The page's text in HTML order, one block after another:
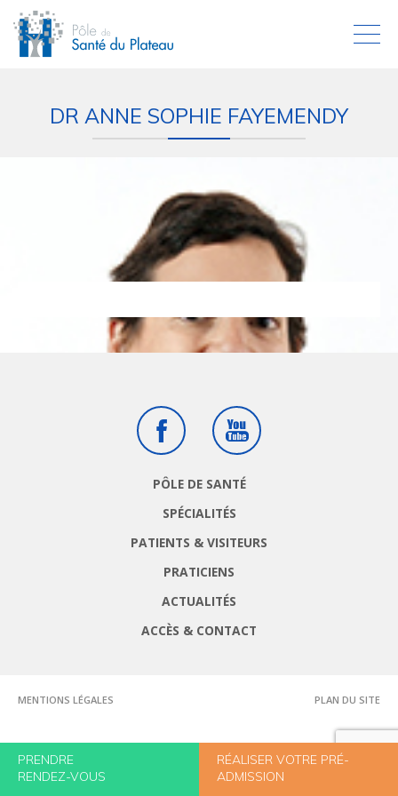
PRENDRE
RENDEZ-VOUS
RÉALISER VOTRE PRÉ-
ADMISSION
DR ANNE SOPHIE FAYEMENDY
FacebookYoutube
PÔLE DE SANTÉ
SPÉCIALITÉS
PATIENTS & VISITEURS
PRATICIENS
ACTUALITÉS
ACCÈS & CONTACT
MENTIONS LÉGALES PLAN DU SITE